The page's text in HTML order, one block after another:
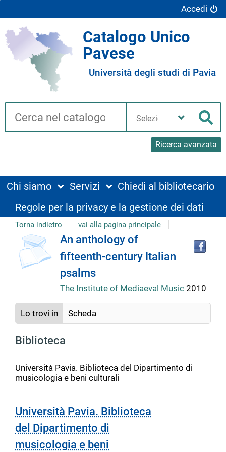
Accedi
Catalogo Unico
Pavese
Università degli studi di Pavia
Cerca su "Catalogo"
Ricerca avanzata
biblioteca
Chi siamo Servizi
Chiedi al bibliotecario
Regole per la privacy e la gestione dei dati
Torna indietro vai alla pagina principale
Dettaglio
del
documento
An anthology of
fifteenth-century Italian
psalms
The Institute of Mediaeval Music 2010
Lo trovi in Scheda
Biblioteca
Università Pavia. Biblioteca del Dipartimento di
musicologia e beni culturali
Università Pavia. Biblioteca
del Dipartimento di
musicologia e beni